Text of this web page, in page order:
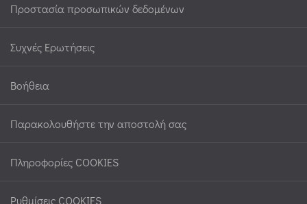
Προστασία προσωπικών δεδομένων
Συχνές Ερωτήσεις
Βοήθεια
Παρακολουθήστε την αποστολή σας
Πληροφορίες COOKIES
Ρυθμίσεις COOKIES